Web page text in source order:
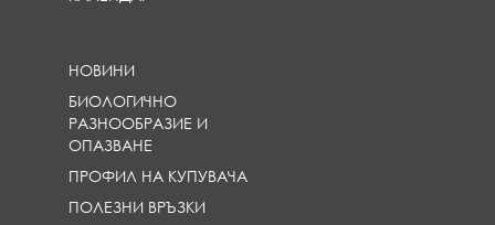
НОВИНИ
БИОЛОГИЧНО
РАЗНООБРАЗИЕ И
ОПАЗВАНЕ
ПРОФИЛ НА КУПУВАЧА
ПОЛЕЗНИ ВРЪЗКИ